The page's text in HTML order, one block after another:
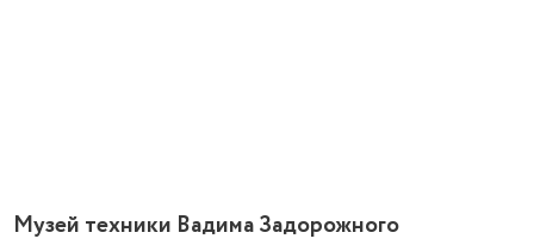
Музей техники Вадима Задорожного